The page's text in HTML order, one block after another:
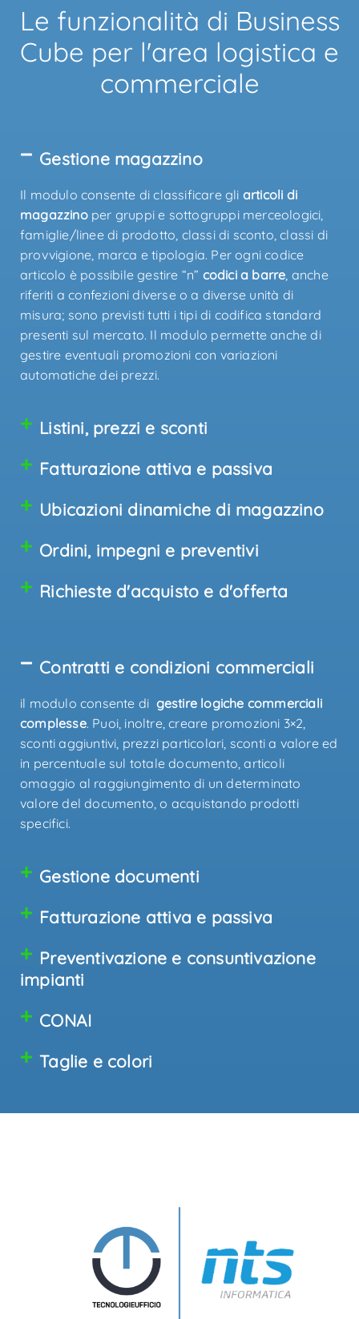
Le funzionalità di Business
Cube per l'area logistica e
commerciale
Gestione magazzino
Il modulo consente di classificare gli articoli di
magazzinoper gruppi e sottogruppi merceologici,
famiglie/linee di prodotto, classi di sconto, classi di
provvigione, marca e tipologia. Per ogni codice
articolo è possibile gestire “n” codici a barre, anche
riferiti a confezioni diverse o a diverse unità di
misura; sono previsti tutti i tipi di codifica standard
presenti sul mercato. Il modulo permette anche di
gestire eventuali promozioni con variazioni
automatiche dei prezzi.
Listini, prezzi e sconti
Fatturazione attiva e passiva
Ubicazioni dinamiche di magazzino
Ordini, impegni e preventivi
Richieste d'acquisto e d'offerta
Contratti e condizioni commerciali
il modulo consente di gestire logiche commerciali
complesse. Puoi, inoltre, creare promozioni 3×2,
sconti aggiuntivi, prezzi particolari, sconti a valore ed
in percentuale sul totale documento, articoli
omaggio al raggiungimento di un determinato
valore del documento, o acquistando prodotti
specifici.
Gestione documenti
Fatturazione attiva e passiva
Preventivazione e consuntivazione
impianti
CONAI
Taglie e colori